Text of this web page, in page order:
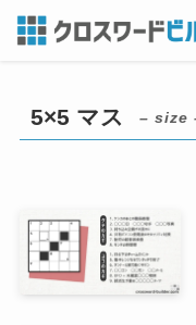
5×5 マス – size